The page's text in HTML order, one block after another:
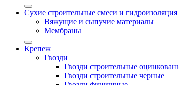
Сухие строительные смеси и гидроизоляция
Вяжущие и сыпучие материалы
Мембраны
Крепеж
Гвозди
Гвозди строительные
Гвозди строительные черные